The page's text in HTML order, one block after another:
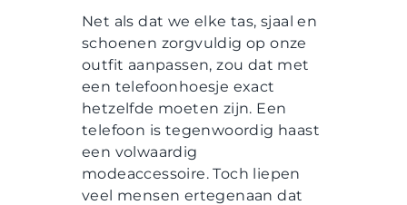
Net als dat we elke tas, sjaal en
schoenen zorgvuldig op onze
outfit aanpassen, zou dat met
een telefoonhoesje exact
hetzelfde moeten zijn. Een
telefoon is tegenwoordig haast
een volwaardig
modeaccessoire. Toch liepen
veel mensen ertegenaan dat